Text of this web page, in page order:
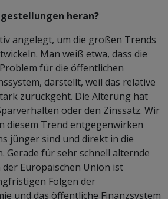
heran?
angelegt, um die großen Trends
Man weiß etwa, dass die
für die öffentlichen
darstellt, weil das relative
zurückgeht. Die Alterung hat
oder den Zinssatz. Wir
diesem Trend entgegenwirken
jünger sind und direkt in die
Gerade für sehr schnell alternde
Europäischen Union ist
Folgen der
und das öffentliche Finanzsystem